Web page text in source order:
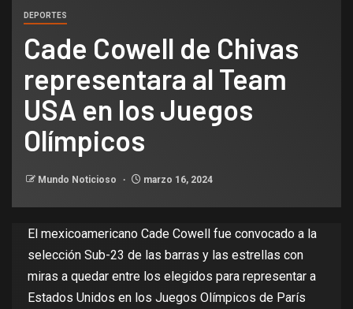
DEPORTES
Cade Cowell de Chivas
representara al Team
USA en los Juegos
Olímpicos
Mundo Noticioso marzo 16, 2024
El mexicoamericano Cade Cowell fue convocado a la
selección Sub-23 de las barras y las estrellas con
miras a quedar entre los elegidos para representar a
Estados Unidos en los Juegos Olímpicos de París